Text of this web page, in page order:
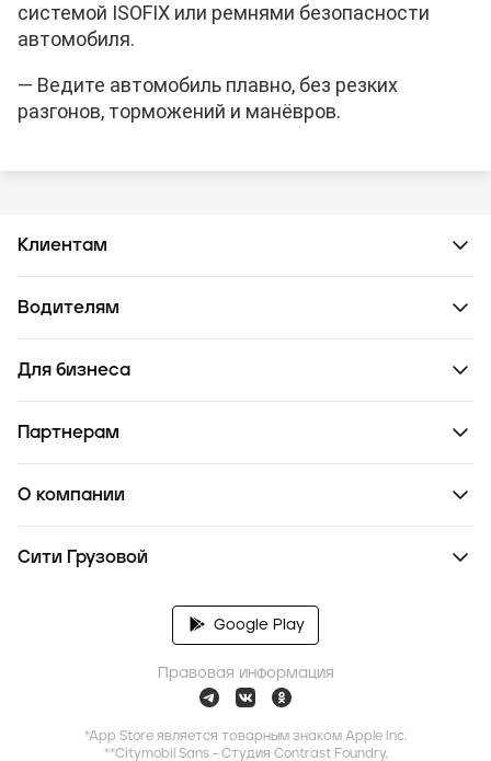
системой ISOFIX или ремнями безопасности
автомобиля.
— Ведите автомобиль плавно, без резких
разгонов, торможений и манёвров.
Клиентам
Водителям
Для бизнеса
Партнерам
О компании
Сити Грузовой
Google Play
Правовая информация
*App Store является товарным знаком Apple Inc.
**Citymobil Sans - Студия Contrast Foundry,